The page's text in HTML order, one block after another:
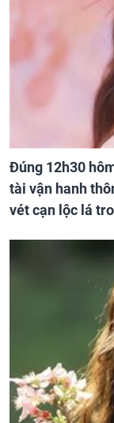
Đúng 12h30
tài vận hanh
vét cạn lộc lá